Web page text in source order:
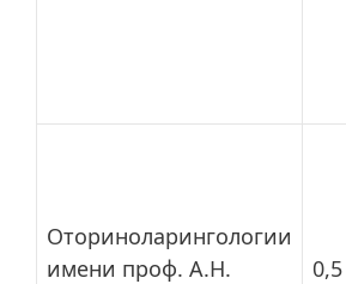
Оториноларингологии
имени проф. А.Н.
0,5